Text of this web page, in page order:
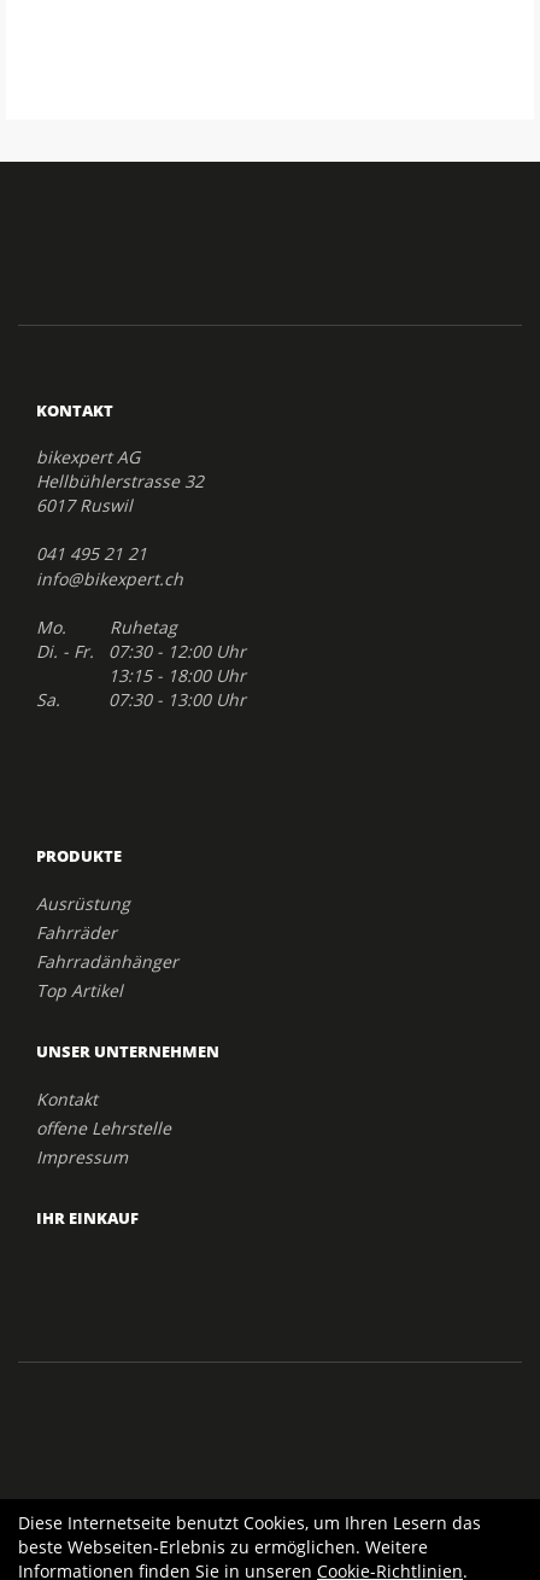
KONTAKT
bikexpert AG
Hellbühlerstrasse 32
6017 Ruswil
041 495 21 21
info@bikexpert.ch
Mo. Ruhetag
Di. - Fr. 07:30 - 12:00 Uhr
13:15 - 18:00 Uhr
Sa. 07:30 - 13:00 Uhr
PRODUKTE
Ausrüstung
Fahrräder
Fahrradänhänger
Top Artikel
UNSER UNTERNEHMEN
Kontakt
offene Lehrstelle
Impressum
IHR EINKAUF
Diese Internetseite benutzt Cookies, um Ihren Lesern das
beste Webseiten-Erlebnis zu ermöglichen. Weitere
Informationen finden Sie in unseren Cookie-Richtlinien.